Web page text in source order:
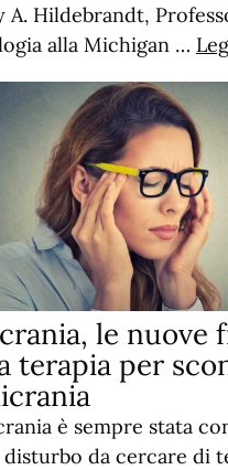
A. Hildebrandt,
alla Michigan …
le nuove
terapia per
è sempre stata
disturbo da cercare di